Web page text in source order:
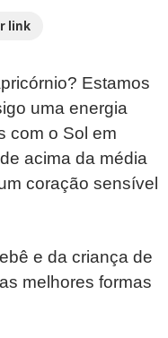
link
Estamos
uma energia
com o Sol em
acima da média
coração sensível
e da criança de
melhores formas